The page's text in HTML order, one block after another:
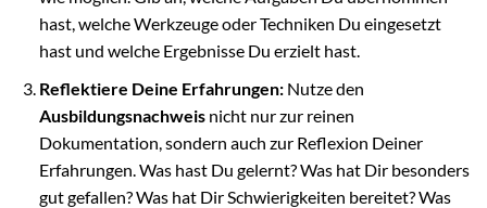
hast, welche Werkzeuge oder Techniken Du eingesetzt
hast und welche Ergebnisse Du erzielt hast.
Reflektiere Deine Erfahrungen:Nutze den
Ausbildungsnachweisnicht nur zur reinen
Dokumentation, sondern auch zur Reflexion Deiner
Erfahrungen. Was hast Du gelernt? Was hat Dir besonders
gut gefallen? Was hat Dir Schwierigkeiten bereitet? Was